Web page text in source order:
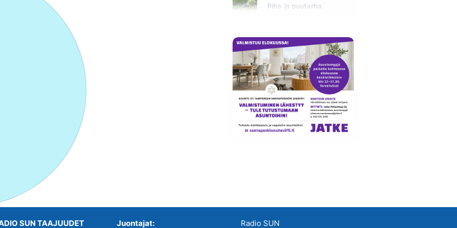
Piha ja puutarha
SUN TAAJUUDET Juontajat: Radio SUN